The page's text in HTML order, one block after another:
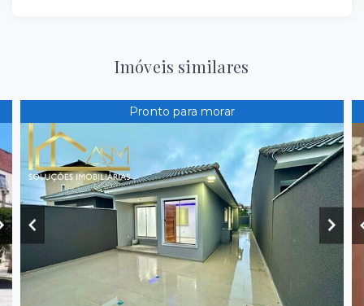
Imóveis similares
Pronto para morar